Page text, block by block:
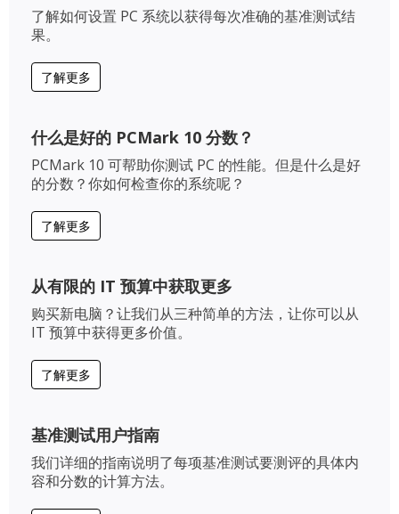
了解如何设置 PC 系统以获得每次准确的基准测试结
果。
了解更多
什么是好的 PCMark 10 分数？
PCMark 10 可帮助你测试 PC 的性能。但是什么是好
的分数？你如何检查你的系统呢？
了解更多
从有限的 IT 预算中获取更多
购买新电脑？让我们从三种简单的方法，让你可以从
IT 预算中获得更多价值。
了解更多
基准测试用户指南
我们详细的指南说明了每项基准测试要测评的具体内
容和分数的计算方法。